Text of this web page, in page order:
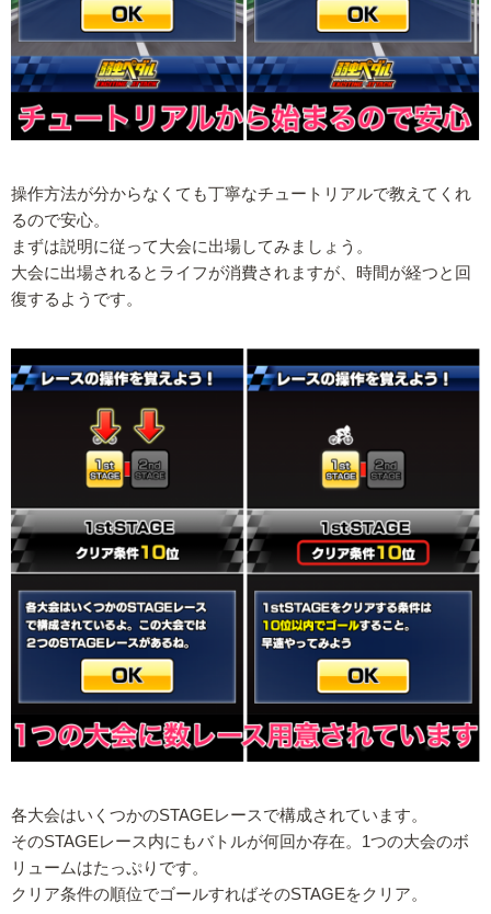
操作方法が分からなくても丁寧なチュートリアルで教えてくれ
るので安心。
まずは説明に従って大会に出場してみましょう。
大会に出場されるとライフが消費されますが、時間が経つと回
復するようです。
各大会はいくつかのSTAGEレースで構成されています。
そのSTAGEレース内にもバトルが何回か存在。1つの大会のボ
リュームはたっぷりです。
クリア条件の順位でゴールすればそのSTAGEをクリア。